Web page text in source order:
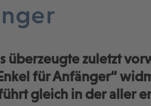
überzeugte zuletzt
für Anfänger“
gleich in der aller